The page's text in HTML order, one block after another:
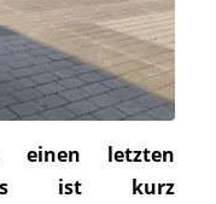
einen letzten
ist kurz